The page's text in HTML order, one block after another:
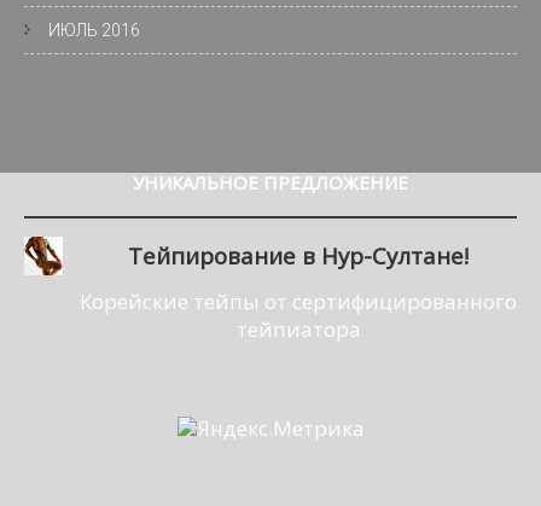
ИЮЛЬ 2016
УНИКАЛЬНОЕ ПРЕДЛОЖЕНИЕ
Тейпирование в Нур-Султане!
Корейские тейпы от сертифицированного
тейпиатора